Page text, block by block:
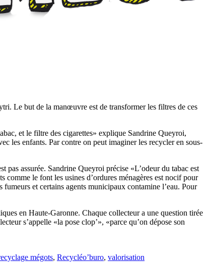
Le but de la manœuvre est de transformer les filtres de ces
et le filtre des cigarettes» explique Sandrine Queyroi,
les enfants. Par contre on peut imaginer les recycler en sous-
pas assurée. Sandrine Queyroi précise «L’odeur du tabac est
le font les usines d’ordures ménagères est nocif pour
et certains agents municipaux contamine l’eau. Pour
en Haute-Garonne. Chaque collecteur a une question tirée
s’appelle «la pose clop’», «parce qu’on dépose son
mégots, Recycléo’buro, valorisation